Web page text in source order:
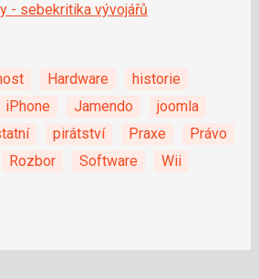
- sebekritika vývojářů
Hardware
historie
iPhone Jamendo
joomla
pirátství Praxe
Právo
Rozbor Software
Wii